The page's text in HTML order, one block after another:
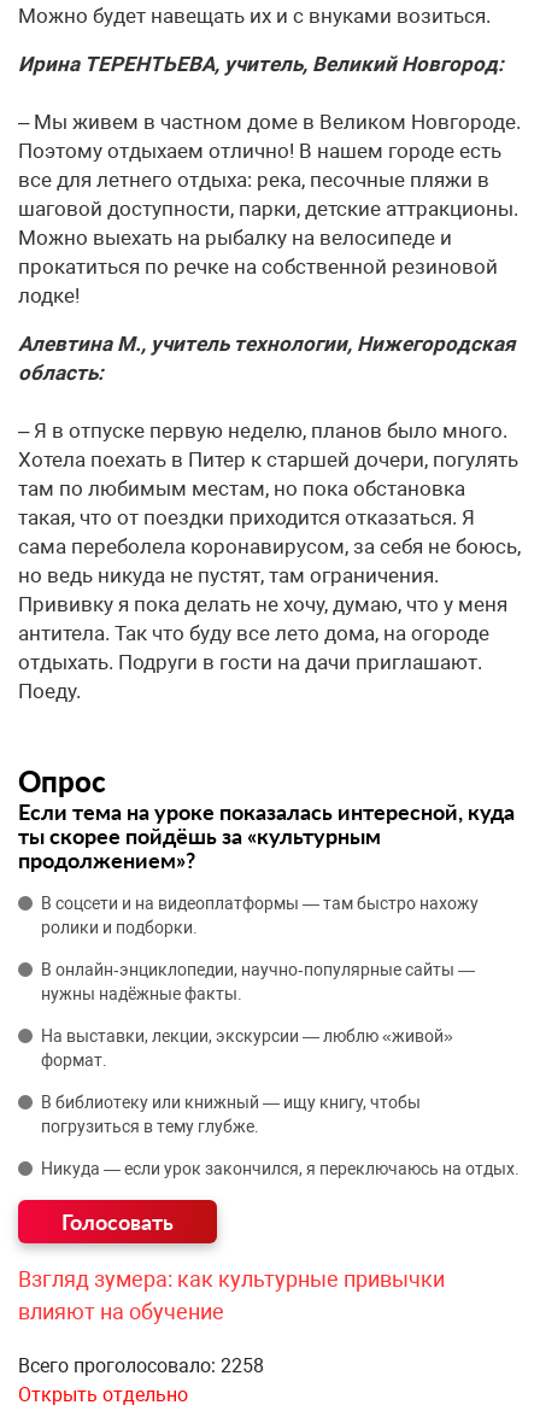
Можно будет навещать их и с внуками возиться.
Ирина ТЕРЕНТЬЕВА, учитель, Великий Новгород:
– Мы живем в частном доме в Великом Новгороде.
Поэтому отдыхаем отлично! В нашем городе есть
все для летнего отдыха: река, песочные пляжи в
шаговой доступности, парки, детские аттракционы.
Можно вы­ехать на рыбалку на велосипеде и
прокатиться по речке на собственной резиновой
лодке!
Алевтина М., учитель технологии, Нижегородская
область:
– Я в отпуске первую неделю, планов было много.
Хотела поехать в Питер к старшей дочери, погулять
там по любимым местам, но пока обстановка
такая, что от поездки приходится отказаться. Я
сама переболела коронавирусом, за себя не боюсь,
но ведь никуда не пустят, там ограничения.
Прививку я пока делать не хочу, думаю, что у меня
антитела. Так что буду все лето дома, на огороде
отдыхать. Подруги в гости на дачи приглашают.
Поеду.
Опрос
Если тема на уроке показалась интересной, куда
ты скорее пойдёшь за «культурным
продолжением»?
В соцсети и на видеоплатформы — там быстро нахожу
ролики и подборки.
В онлайн‑энциклопедии, научно‑популярные сайты —
нужны надёжные факты.
На выставки, лекции, экскурсии — люблю «живой»
формат.
В библиотеку или книжный — ищу книгу, чтобы
погрузиться в тему глубже.
Никуда — если урок закончился, я переключаюсь на отдых.
Взгляд зумера: как культурные привычки
влияют на обучение
Всего проголосовало: 2258
Открыть отдельно